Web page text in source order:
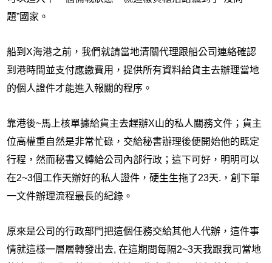
題”國家。
船到 X海港之前，我們就請當地清關代理跟船公司連絡確認
到港時間並支付應繳費用，提供所有資料給貨主去辦理當地
的個人證件才能進入報關的程序。
靠港後~馬上核單據給貨主去趕辦X山的私人關務文件；貨主
位高權重自然是非常忙碌，交給秘書辦理後便開始他的既定
行程，然而秘書又轉給公司內部行政；這下可好，明明可以
在2~3個工作天辦好的私人證件，硬生生拖了23天. ，創下單
一文件辦理流程最長的紀錄。
原來是公司的行政部門把這個任務交給其他人代辦，這件事
情就這樣一層層轉發出去,在這期間每隔2~3天我跟我司當地